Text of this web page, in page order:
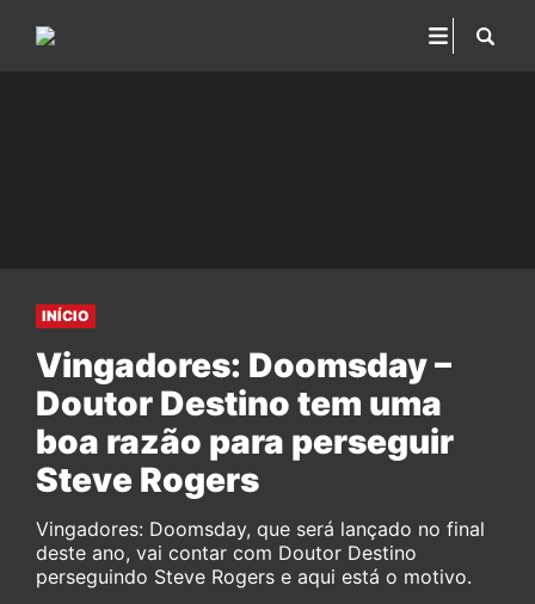
INÍCIO
Vingadores: Doomsday –
Doutor Destino tem uma
boa razão para perseguir
Steve Rogers
Vingadores: Doomsday, que será lançado no final
deste ano, vai contar com Doutor Destino
perseguindo Steve Rogers e aqui está o motivo.